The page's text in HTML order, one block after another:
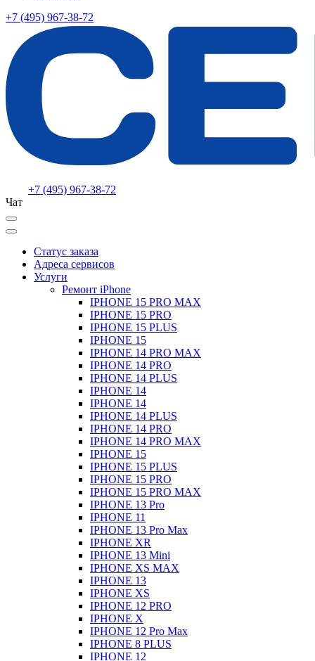
+7 (495) 967-38-72
+7 (495) 967-38-72
Чат
Статус заказа
Адреса сервисов
Услуги
Ремонт iPhone
IPHONE 15 PRO MAX
IPHONE 15 PRO
IPHONE 15 PLUS
IPHONE 15
IPHONE 14 PRO MAX
IPHONE 14 PRO
IPHONE 14 PLUS
IPHONE 14
IPHONE 14
IPHONE 14 PLUS
IPHONE 14 PRO
IPHONE 14 PRO MAX
IPHONE 15
IPHONE 15 PLUS
IPHONE 15 PRO
IPHONE 15 PRO MAX
IPHONE 13 Pro
IPHONE 11
IPHONE 13 Pro Max
IPHONE XR
IPHONE 13 Mini
IPHONE XS MAX
IPHONE 13
IPHONE XS
IPHONE 12 PRO
IPHONE X
IPHONE 12 Pro Max
IPHONE 8 PLUS
IPHONE 12